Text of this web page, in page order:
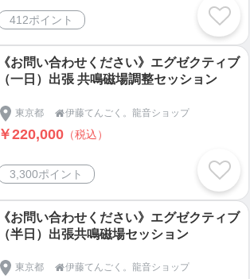
412ポイント
《お問い合わせください》エグゼクティブ
（一日）出張 共鳴磁場調整セッション
東京都 伊藤てんごく。龍音ショップ
￥220,000 （税込）
3,300ポイント
《お問い合わせください》エグゼクティブ
（半日）出張共鳴磁場セッション
東京都 伊藤てんごく。龍音ショップ